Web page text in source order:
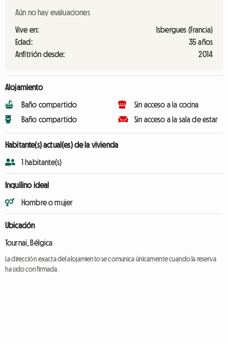
Aún no hay evaluaciones
Vive en:
Isbergues (Francia)
Edad:
35 años
Anfitrión desde:
2014
Alojamiento
Baño compartido
Baño compartido
Sin acceso a la cocina
Sin acceso a la sala de estar
Habitante(s) actual(es) de la vivienda
1 habitante(s)
Inquilino ideal
Hombre o mujer
Ubicación
Tournai, Bélgica
La dirección exacta del alojamiento se comunica únicamente cuando la reserva
ha sido confirmada.